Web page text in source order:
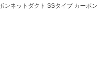
ンネットダクト SSタイプ カーボン